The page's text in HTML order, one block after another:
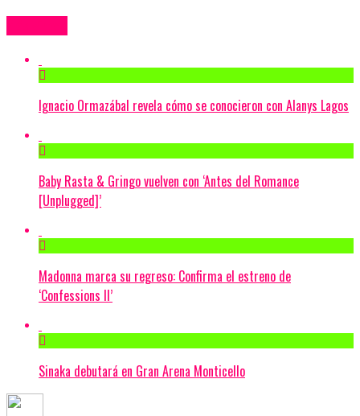
Ignacio Ormazábal revela cómo se conocieron con Alanys Lagos
Baby Rasta & Gringo vuelven con ‘Antes del Romance
[Unplugged]’
Madonna marca su regreso: Confirma el estreno de
‘Confessions II’
Sinaka debutará en Gran Arena Monticello